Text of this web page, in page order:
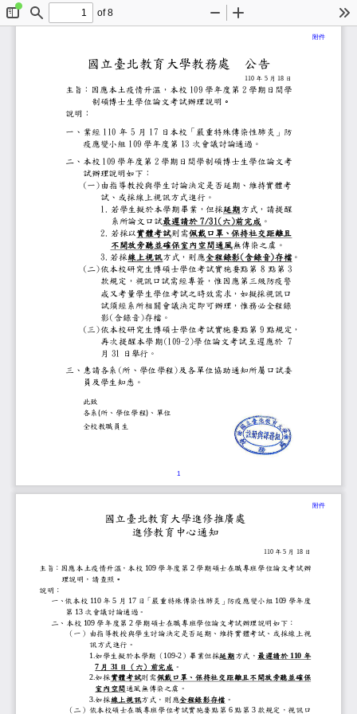
ToggleFind
of 8
Zoom
國立臺北教育大學教務處
公告
1 10 年 5 月 18 日
主旨：因應本土疫情升溫
， 本校
109學年度第
2 學期日間學
制碩博士生學位論文考試辦理說明
。
說明：
一、業經110
年 5 月 17 日 本校「嚴重特殊傳染性肺炎」
疫應變小組
109學年度第
13次會議討論通過。
二、本校109學年度第
2 學期日間學制碩博士生學位論文
試辦理說明
如下：
(一)由指導教授與學生討論決定是否延期、維
試、或採線上
視訊方式進行。
1.若學生擬於本學期畢業，但採
延期方式，
請提醒
系所論文口試
最遲請於7/31(
六)前完成
。
2.若採以實體考試
則需佩戴口罩、保持社交距離且
不開放旁聽並確保室內空間通風
無傳染之虞
。
3.若採線上視訊方式，則應全程錄影
(含錄音
)存檔
。
(二)依本校研究生博碩士學位考試實施要點第
8 點第
3
款規定，視訊口試需經專簽，惟因應第三
戒又考量學生學位考試之時效需求，如擬
試須經系所相關會議決定即可
辦理，惟務必全程錄
影(含錄音
)存檔。
(三)依本校研究生博碩士學位考試實施要點第
9 點規定，
再次提醒本學期(109
-2)學位論文考試至遲
應於 7
月 31日舉行。
三、惠請各系
(所、學位學程
)及各單位協助通知所屬
口試委
員 及學生知悉。
此致
各系
(所、學位學程
) 、單位
全校教職員
生
附件
1
國立臺北教育大學
進修推廣處
進修教育中心通知
110 年 5 月 18 日
主旨：因應本土疫情升溫
，本校
109學年度第
2 學期碩士在職專班
學位論文考試
理說明，請查照
。
說明：
一、依本校
110
年 5 月 17 日 「嚴重特殊傳染性肺炎」防疫
109學年度
第 13次會議討論通過。
二、本校109學年度第
2 學期碩士在職專班學位論文考試辦理說明
如下：
（ 一 ） 由指導教授與學生討論決定是否延期、
視
訊方式進行。
1.如學生擬於本學期
（ 109
-2） 畢業但採延期方式，最遲請於
110
年
7 月 31
日 （ 六）前完成
。
2.如採實體考試
則需佩戴口罩、保持社交距離且
室內空間
通風無傳染之虞
。
3.如採線上視訊方式，則應全程錄影存檔
。
（ 二 ） 依本校碩士在職專班學位考試實施要點
第 6 點第
3 款規定，視訊
附件